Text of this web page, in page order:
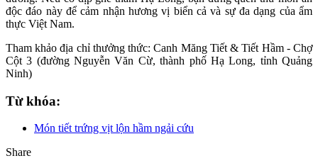
độc đáo này để cảm nhận hương vị biển cả và sự đa dạng của ẩm
thực Việt Nam.
Tham khảo địa chỉ thưởng thức: Canh Măng Tiết & Tiết Hầm - Chợ
Cột 3 (đường Nguyễn Văn Cừ, thành phố Hạ Long, tỉnh Quảng
Ninh)
Từ khóa:
Món tiết trứng vịt lộn hầm ngải cứu
Share